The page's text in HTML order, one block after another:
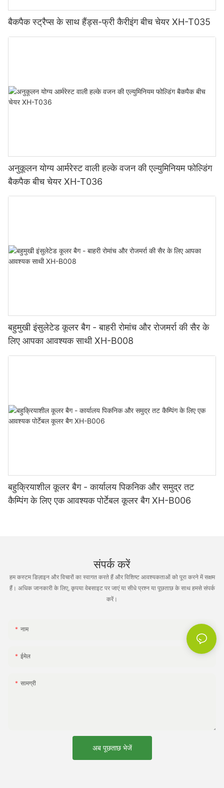
बैकपैक स्ट्रैप्स के साथ हैंड्स-फ्री कैरीइंग बीच चेयर XH-T035
अनुकूलन योग्य आर्मरेस्ट वाली हल्के वजन की एल्युमिनियम फोल्डिंग
बैकपैक बीच चेयर XH-T036
बहुमुखी इंसुलेटेड कूलर बैग - बाहरी रोमांच और रोजमर्रा की सैर के
लिए आपका आवश्यक साथी XH-B008
बहुक्रियाशील कूलर बैग - कार्यालय पिकनिक और समुद्र तट
कैम्पिंग के लिए एक आवश्यक पोर्टेबल कूलर बैग XH-B006
संपर्क करें
हम कस्टम डिज़ाइन और विचारों का स्वागत करते हैं और विशिष्ट आवश्यकताओं को पूरा करने में सक्षम
हैं। अधिक जानकारी के लिए, कृपया वेबसाइट पर जाएं या सीधे प्रश्न या पूछताछ के साथ हमसे संपर्क
करें।
नाम
ईमेल
सामग्री
अब पूछताछ भेजें